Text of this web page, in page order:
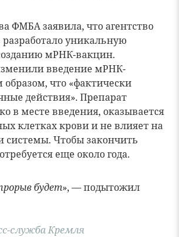
ФМБА заявила, что агентство
уникальную
мРНК-вакцин.
введение мРНК-
что «фактически
действия». Препарат
в месте введения, оказывается
клетках крови и не влияет на
системы. Чтобы закончить
еще около года.
будет», — подытожил
служба Кремля